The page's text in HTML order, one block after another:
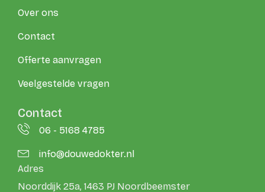
Over ons
Contact
Offerte aanvragen
Veelgestelde vragen
Contact
06 - 5168 4785
info@douwedokter.nl
Adres
Noorddijk 25a, 1463 PJ Noordbeemster